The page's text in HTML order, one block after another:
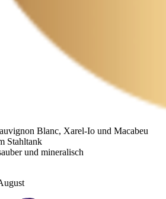
Blanc, Xarel-Io und Macabeu
Stahltank
und mineralisch